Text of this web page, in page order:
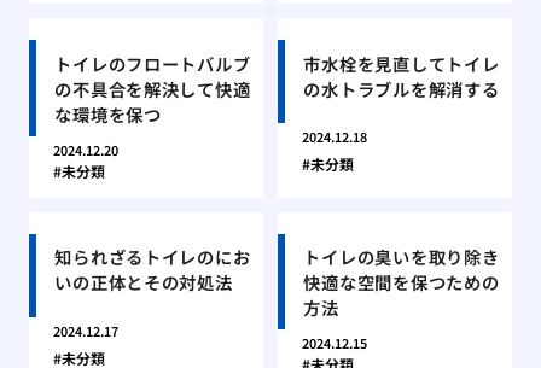
トイレのフロートバルブ
の不具合を解決して快適
な環境を保つ
2024.12.20
未分類
市水栓を見直してトイレ
の水トラブルを解消する
2024.12.18
未分類
知られざるトイレのにお
いの正体とその対処法
2024.12.17
未分類
トイレの臭いを取り除き
快適な空間を保つための
方法
2024.12.15
未分類